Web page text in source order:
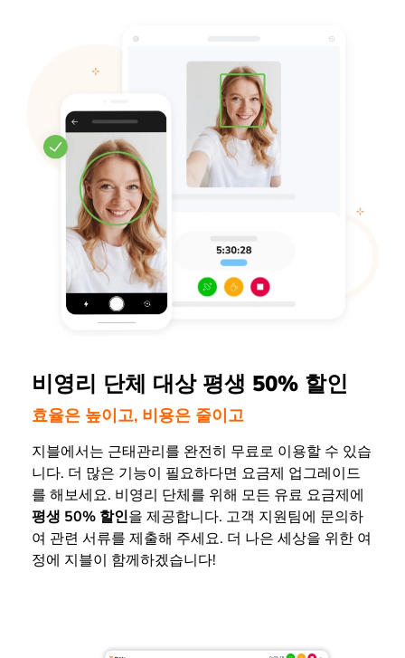
비영리 단체 대상 평생 50% 할인
효율은 높이고, 비용은 줄이고
지블에서는 근태관리를 완전히 무료로 이용할 수 있습
니다. 더 많은 기능이 필요하다면 요금제 업그레이드
를 해보세요. 비영리 단체를 위해 모든 유료 요금제에
평생 50% 할인을 제공합니다. 고객 지원팀에 문의하
여 관련 서류를 제출해 주세요. 더 나은 세상을 위한 여
정에 지블이 함께하겠습니다!